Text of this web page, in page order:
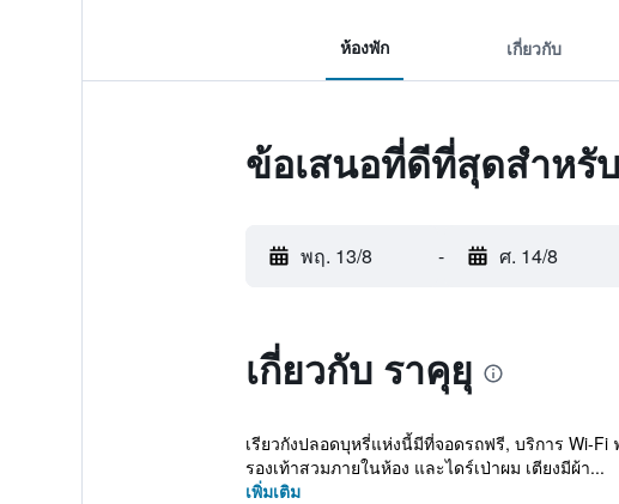
ห้องพัก เกี่ยวกับ
ข้อเสนอที่ดีที่สุดสำหรั
พฤ. 13/8 - ศ. 14/8
เกี่ยวกับ ราคุยุ
เรียวกังปลอดบุหรี่แห่งนี้มีที่จอดรถฟรี, บริการ Wi-
รองเท้าสวมภายในห้อง และไดร์เป่าผม เตียงมีผ้า...
เพิ่มเติม